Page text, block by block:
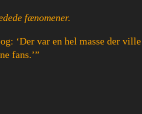
fænomener.
‘Der var en hel masse der
fans.’”